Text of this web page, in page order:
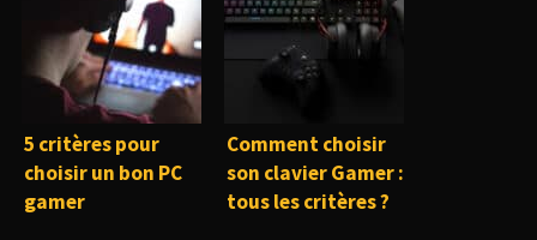
5 critères pour
choisir un bon PC
gamer
Comment choisir
son clavier Gamer :
tous les critères ?